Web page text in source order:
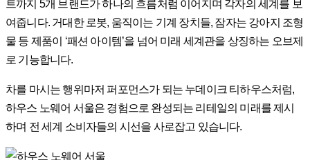
트까지 5개 브랜드가 하나의 흐름처럼 이어지며 각자의 세계를 보
여줍니다. 거대한 로봇, 움직이는 기계 장치들, 잠자는 강아지 조형
물 등 제품이 ‘패션 아이템’을 넘어 미래 세계관을 상징하는 오브제
로 기능합니다.
차를 마시는 행위마저 퍼포먼스가 되는 누데이크 티하우스처럼,
하우스 노웨어 서울은 경험으로 완성되는 리테일의 미래를 제시
하며 전 세계 소비자들의 시선을 사로잡고 있습니다.